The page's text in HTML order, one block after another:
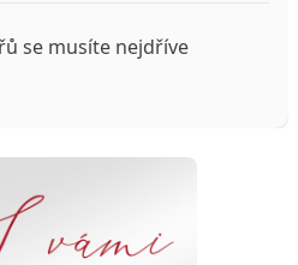
se musíte nejdříve